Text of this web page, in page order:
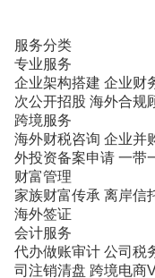
服务分类
专业服务
企业架构搭建 企业财
次公开招股 海外合规
跨境服务
海外财税咨询 企业并
外投资备案申请 一带
财富管理
家族财富传承 离岸信
海外签证
会计服务
代办做账审计 公司税
司注销清盘 跨境电商